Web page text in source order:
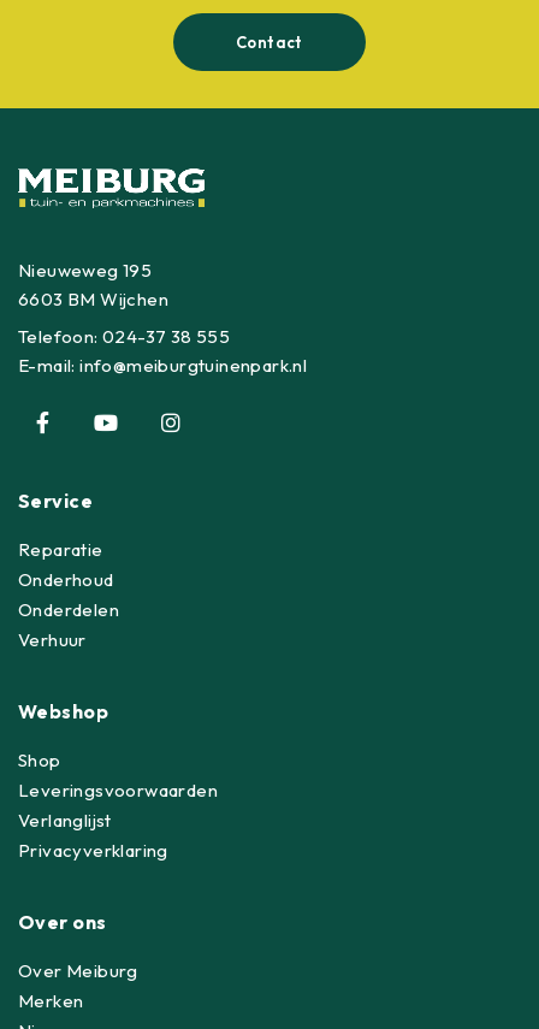
Contact
Nieuweweg 195
6603 BM Wijchen
Telefoon:024-37 38 555
E-mail:info@meiburgtuinenpark.nl
Service
Reparatie
Onderhoud
Onderdelen
Verhuur
Webshop
Shop
Leveringsvoorwaarden
Verlanglijst
Privacyverklaring
Over ons
Over Meiburg
Merken